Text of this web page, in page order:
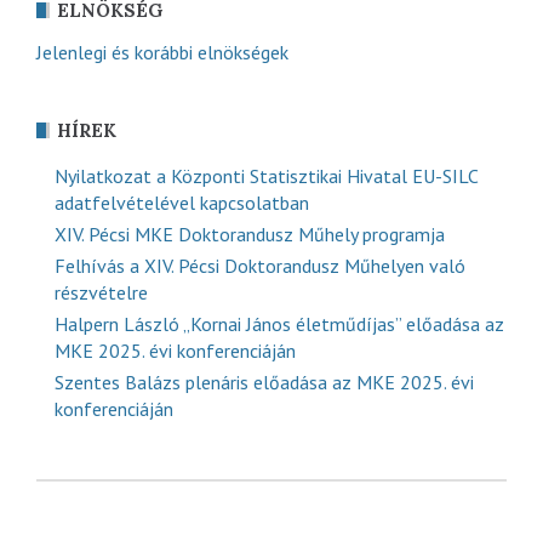
ELNÖKSÉG
Jelenlegi és korábbi elnökségek
HÍREK
Nyilatkozat a Központi Statisztikai Hivatal EU-SILC
adatfelvételével kapcsolatban
XIV. Pécsi MKE Doktorandusz Műhely programja
Felhívás a XIV. Pécsi Doktorandusz Műhelyen való
részvételre
Halpern László „Kornai János életműdíjas” előadása az
MKE 2025. évi konferenciáján
Szentes Balázs plenáris előadása az MKE 2025. évi
konferenciáján